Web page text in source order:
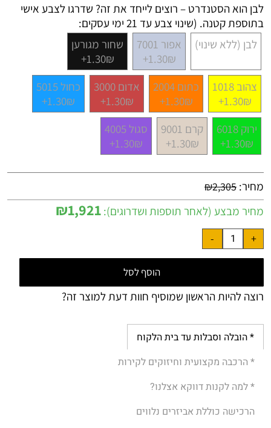
לבן הוא הסטנדרט – רוצים לייחד את זה? שדרגו לצבע אישי
בתוספת קטנה. (שינוי צבע עד 21 ימי עסקים:
לבן (ללא שינוי)
אפור 7001
1.30₪+
שחור מגורען
1.30₪+
צהוב 1018
1.30₪+
כתום 2004
1.30₪+
אדום 3000
1.30₪+
כחול 5015
1.30₪+
ירוק 6018
1.30₪+
קרם 9001
1.30₪+
סגול 4005
1.30₪+
מחיר: ₪2,305
מחיר מבצע (לאחר תוספות ושדרוגים): ₪1,921
הוסף לסל
רוצה להיות הראשון שמוסיף חוות דעת למוצר זה?
* הובלה וסבלות עד בית הלקוח
* הרכבה מקצועית וחיזוקים לקירות
* למה לקנות דווקא אצלנו?
הרכישה כוללת אביזרים נלווים